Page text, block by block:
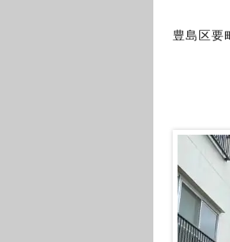
豊島区要